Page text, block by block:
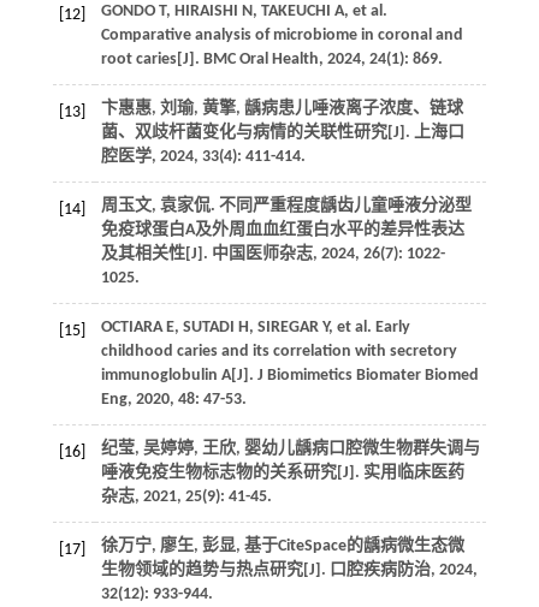
[12]
GONDO T, HIRAISHI N, TAKEUCHI A, et al.
Comparative analysis of microbiome in coronal and
root caries[J]. BMC Oral Health, 2024, 24(1): 869.
[13]
卞惠惠, 刘瑜, 黄擎, 龋病患儿唾液离子浓度、链球
菌、双歧杆菌变化与病情的关联性研究[J]. 上海口
腔医学, 2024, 33(4): 411-414.
[14]
周玉文, 袁家侃. 不同严重程度龋齿儿童唾液分泌型
免疫球蛋白A及外周血血红蛋白水平的差异性表达
及其相关性[J]. 中国医师杂志, 2024, 26(7): 1022-
1025.
[15]
OCTIARA E, SUTADI H, SIREGAR Y, et al. Early
childhood caries and its correlation with secretory
immunoglobulin A[J]. J Biomimetics Biomater Biomed
Eng, 2020, 48: 47-53.
[16]
纪莹, 吴婷婷, 王欣, 婴幼儿龋病口腔微生物群失调与
唾液免疫生物标志物的关系研究[J]. 实用临床医药
杂志, 2021, 25(9): 41-45.
[17]
徐万宁, 廖玍, 彭显, 基于CiteSpace的龋病微生态微
生物领域的趋势与热点研究[J]. 口腔疾病防治, 2024,
32(12): 933-944.